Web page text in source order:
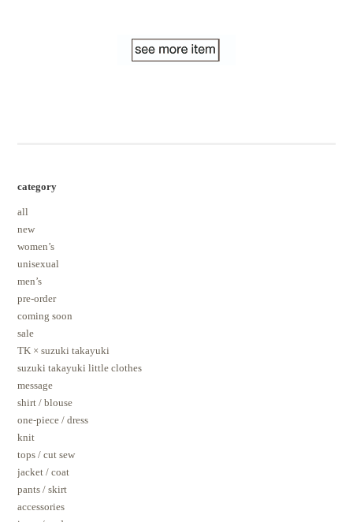
category
all
new
women’s
unisexual
men’s
pre-order
coming soon
sale
TK × suzuki takayuki
suzuki takayuki little clothes
message
shirt / blouse
one-piece / dress
knit
tops / cut sew
jacket / coat
pants / skirt
accessories